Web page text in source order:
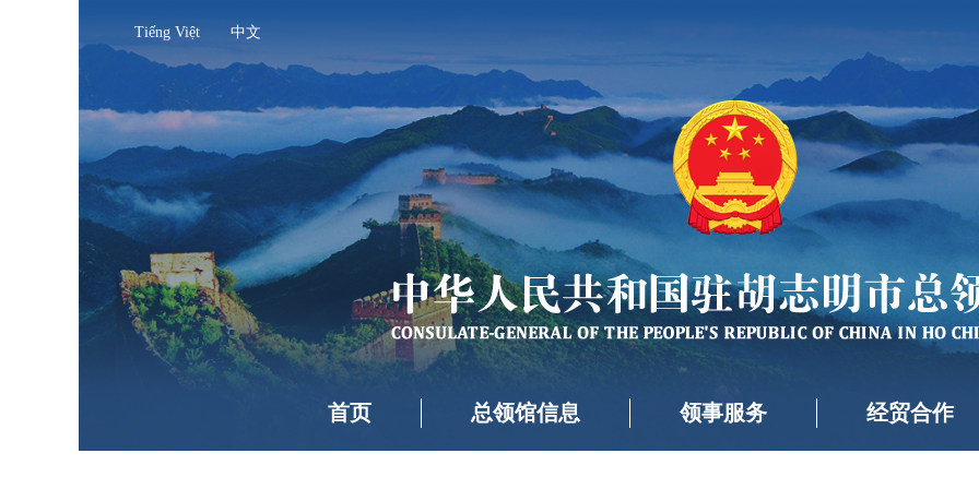
Tiếng Việt 中文
首页 总领馆信息 领事服务 经贸合作